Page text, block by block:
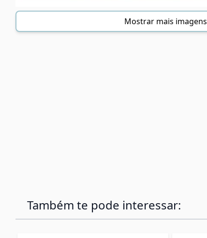
Mostrar mais imagens
Também te pode interessar: